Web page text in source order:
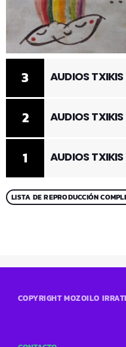
1 AUDIOS TXIKIS
2 AUDIOS
3 AUDIOS
LISTA DE REPRODUCCIÓN
COPYRIGHT MOZOILO